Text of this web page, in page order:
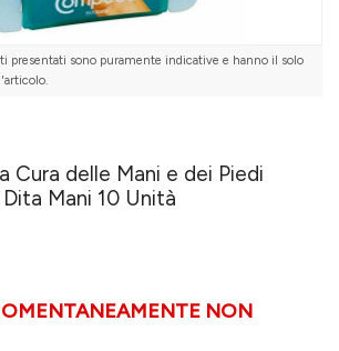
presentati sono puramente indicative e hanno il solo
Cura delle Mani e dei Piedi
Mani 10 Unità
NON